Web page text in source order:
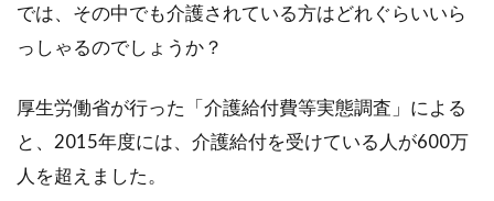
フローリング床はいつの間にか家具の引きずり
こぼしなどの汚れ...
では、その中でも介護されている方はどれぐらいいら
っしゃるのでしょうか？
厚生労働省が行った「介護給付費等実態調査」による
と、2015年度には、介護給付を受けている人が600万
人を超えました。